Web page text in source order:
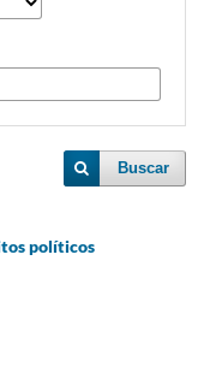
Buscar
políticos